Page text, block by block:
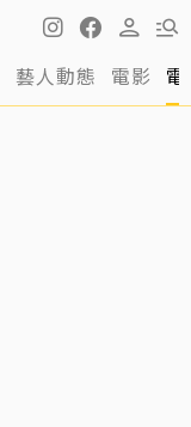
藝人動態 電影